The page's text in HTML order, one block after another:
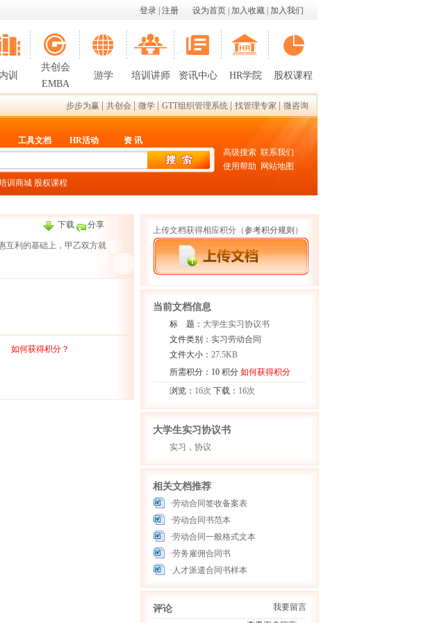
设为首页 加入收藏 加入我们
登录 注册
内训
共创会
EMBA
游学 培训讲师 资讯中心 HR学院 股权课程
步步为赢 共创会 微学 GTT组织管理系统 找管理专家 微咨询
工具文档 HR活动 资 讯
训商城 股权课程
高级搜索 联系我们
使用帮助
网站地图
下载 分享
互利的基础上，甲乙双方就
如何获得积分？
上传文档获得相应积分 （参考积分规则 ）
当前文档信息
标 题： 大学生实习协议书
文件类别： 实习劳动合同
文件大小： 27.5KB
所需积分：10 积分 如何获得积分
浏览： 16次 下载： 16次
大学生实习协议书
实习，协议
相关文档推荐
·劳动合同签收备案表
·劳动合同书范本
·劳动合同一般格式文本
·劳务雇佣合同书
·人才派遣合同书样本
评论
我要留言